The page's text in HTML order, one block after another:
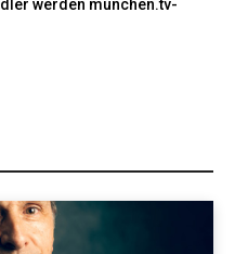
werden münchen.tv-